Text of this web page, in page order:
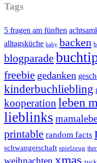
Tags
5 fragen am fünften
alltagsküche baby backen
blogparade
freebie gedanken
kinderbuchliebling
kooperation leben
lieblinks
printable random facts
schwangerschaft spielzeug
xmas